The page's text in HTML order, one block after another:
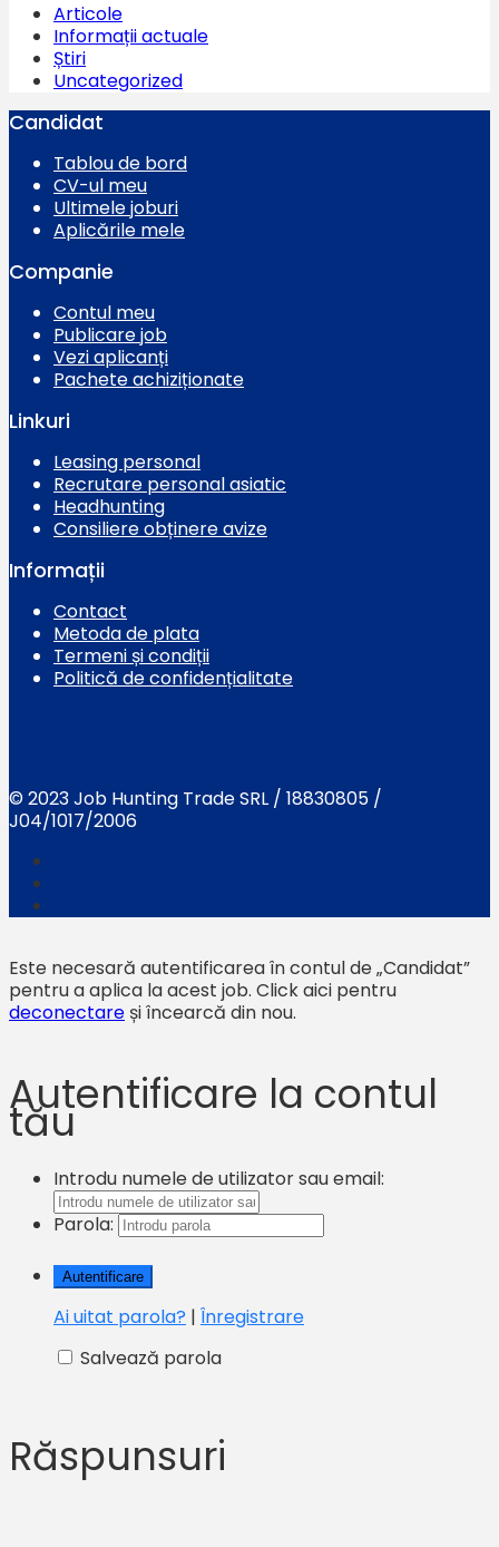
Articole
Informații actuale
Știri
Uncategorized
Candidat
Tablou de bord
CV-ul meu
Ultimele joburi
Aplicările mele
Companie
Contul meu
Publicare job
Vezi aplicanți
Pachete achiziționate
Linkuri
Leasing personal
Recrutare personal asiatic
Headhunting
Consiliere obținere avize
Informații
Contact
Metoda de plata
Termeni și condiții
Politică de confidențialitate
© 2023 Job Hunting Trade SRL / 18830805 /
J04/1017/2006
Este necesară autentificarea în contul de „Candidat”
pentru a aplica la acest job. Click aici pentru
deconectare și încearcă din nou.
Autentificare la contul
tău
Introdu numele de utilizator sau email:
Parola:
Ai uitat parola? | Înregistrare
Salvează parola
Răspunsuri